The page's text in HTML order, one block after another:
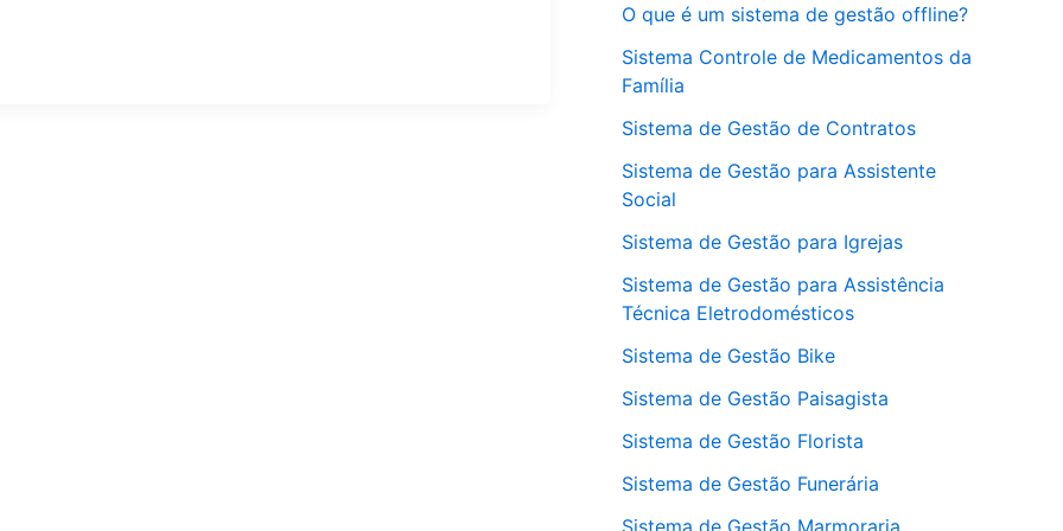
O que é um sistema de gestão offline?
Sistema Controle de Medicamentos da
Família
Sistema de Gestão de Contratos
Sistema de Gestão para Assistente
Social
Sistema de Gestão para Igrejas
Sistema de Gestão para Assistência
Técnica Eletrodomésticos
Sistema de Gestão Bike
Sistema de Gestão Paisagista
Sistema de Gestão Florista
Sistema de Gestão Funerária